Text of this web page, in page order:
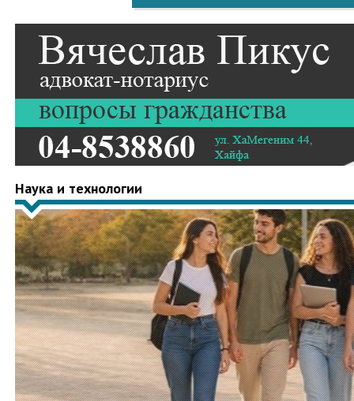
Наука и технологии